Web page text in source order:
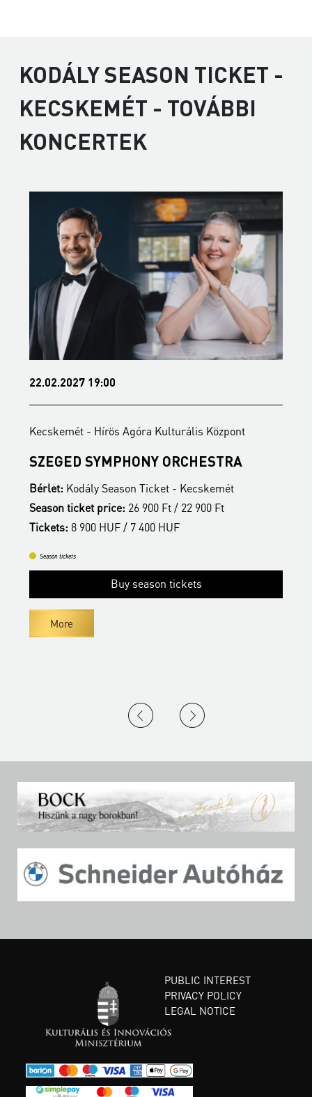
KODÁLY SEASON TICKET -
KECSKEMÉT - TOVÁBBI
KONCERTEK
22.02.2027 19:00
Kecskemét - Hírös Agóra Kulturális Központ
SZEGED SYMPHONY ORCHESTRA
Bérlet: Kodály Season Ticket - Kecskemét
Season ticket price: 26 900 Ft / 22 900 Ft
Tickets: 8 900 HUF / 7 400 HUF
Season tickets
Buy season tickets
More
PUBLIC INTEREST
PRIVACY POLICY
LEGAL NOTICE